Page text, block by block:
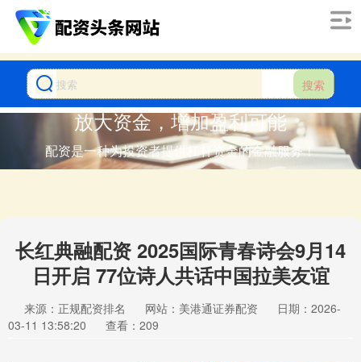
搜索
放大资金，增加盈利可能
配资是一种为投资者提供杠杆资金的金融服务！
长红典融配资 2025国际青春诗会9月14
日开启 77位诗人共话中国拉美友谊
来源：正规配资排名 网站：美港通证券配资
日期：2026-
03-11 13:58:20
查看：209